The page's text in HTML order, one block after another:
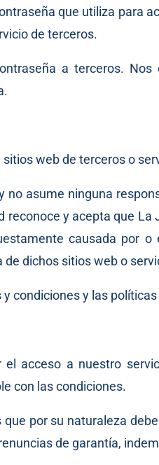
que utiliza para
de terceros.
a terceros.
web de terceros o
no asume ninguna
y acepta que
causada por
dichos sitios web o
condiciones y las
acceso a nuestro
con las condiciones.
por su naturaleza
de garantía,